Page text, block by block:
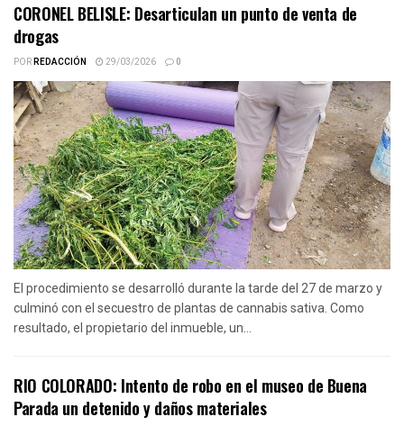
CORONEL BELISLE: Desarticulan un punto de venta de
drogas
PORREDACCIÓN 29/03/2026 0
El procedimiento se desarrolló durante la tarde del 27 de marzo y
culminó con el secuestro de plantas de cannabis sativa. Como
resultado, el propietario del inmueble, un...
RIO COLORADO: Intento de robo en el museo de Buena
Parada un detenido y daños materiales